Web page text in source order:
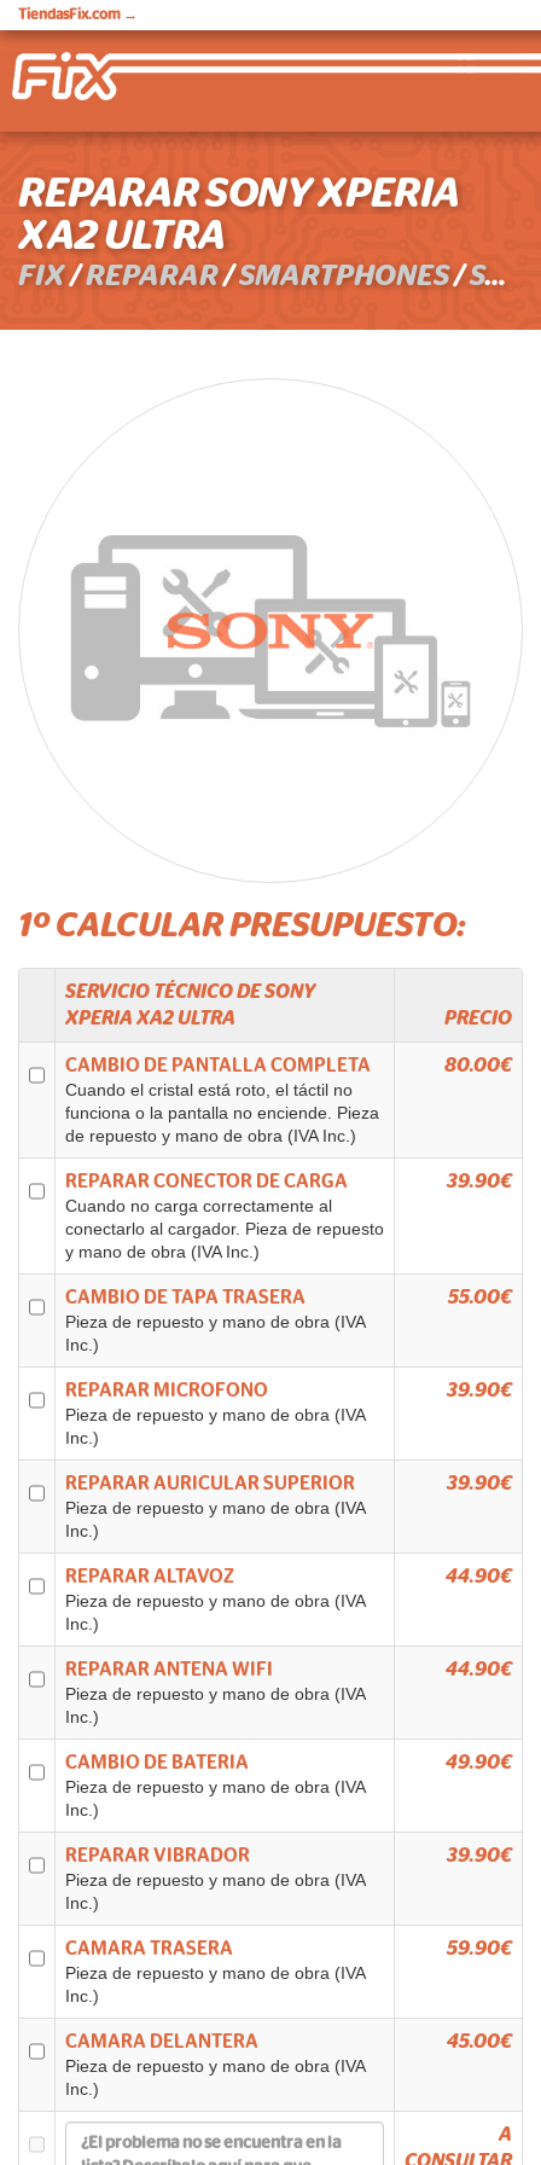
TiendasFix.com →
REPARAR SONY XPERIA
XA2 ULTRA
FIX/REPARAR/SMARTPHONES/SONY
1º CALCULAR PRESUPUESTO:
SERVICIO TÉCNICO DESONY
XPERIA XA2 ULTRA
PRECIO
CAMBIO DE PANTALLA COMPLETA
Cuando el cristal está roto, el táctil no
funciona o la pantalla no enciende. Pieza
de repuesto y mano de obra (IVA Inc.)
80.00€
REPARAR CONECTOR DE CARGA
Cuando no carga correctamente al
conectarlo al cargador. Pieza de repuesto
y mano de obra (IVA Inc.)
39.90€
CAMBIO DE TAPA TRASERA
Pieza de repuesto y mano de obra (IVA
Inc.)
55.00€
REPARAR MICROFONO
Pieza de repuesto y mano de obra (IVA
Inc.)
39.90€
REPARAR AURICULAR SUPERIOR
Pieza de repuesto y mano de obra (IVA
Inc.)
39.90€
REPARAR ALTAVOZ
Pieza de repuesto y mano de obra (IVA
Inc.)
44.90€
REPARAR ANTENA WIFI
Pieza de repuesto y mano de obra (IVA
Inc.)
44.90€
CAMBIO DE BATERIA
Pieza de repuesto y mano de obra (IVA
Inc.)
49.90€
REPARAR VIBRADOR
Pieza de repuesto y mano de obra (IVA
Inc.)
39.90€
CAMARA TRASERA
Pieza de repuesto y mano de obra (IVA
Inc.)
59.90€
CAMARA DELANTERA
Pieza de repuesto y mano de obra (IVA
Inc.)
45.00€
A